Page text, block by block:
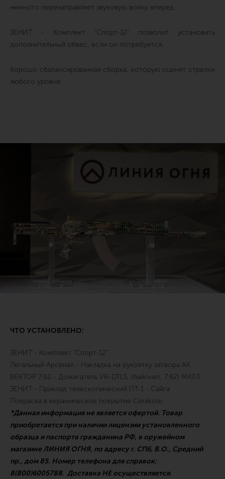
немного перенаправляет звуковую волну вперед.
ЗЕНИТ - Комплект "Спорт-12" позволит установить
дополнительный обвес, если он потребуется.
Хорошо сбалансированная сборка, которую оценят стрелки
любого уровня.
ЧТО УСТАНОВЛЕНО:
ЗЕНИТ - Комплект "Спорт-12"
Легальный Арсенал - Накладка на рукоятку затвора АК
ВЕКТОР 7,62 - Дожигатель VR-DTLS, (байонет, 7,62) MK03
ЗЕНИТ - Приклад телескопический ПТ-1 - Сайга
Покраска в керамическое покрытие Cerakote.
*Данная информация не является офертой. Товар
приобретается при наличии лицензии установленного
образца и паспорта гражданина РФ, в оружейном
магазине ЛИНИЯ ОГНЯ, по адресу г. СПб, В.О., Средний
пр., дом 85. Номер телефона для справок:
8(800)6005788. Доставка НЕ осуществляется.